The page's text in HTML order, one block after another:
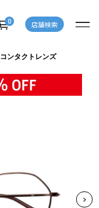
0 店舗検索
コンタクトレンズ